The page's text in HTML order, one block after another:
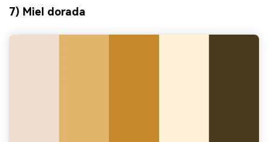
7) Miel dorada